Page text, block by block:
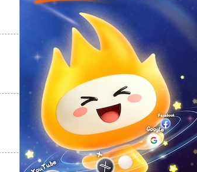
支持
反对 [0]
支持[0] 反对[0]